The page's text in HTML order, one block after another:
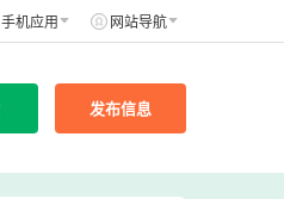
手机应用 网站导航
发布信息